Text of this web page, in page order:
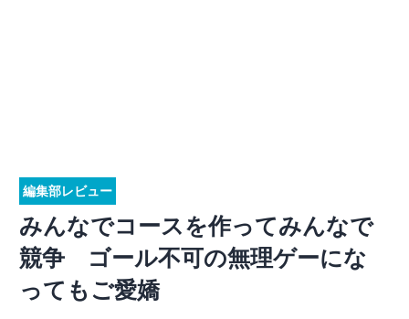
編集部レビュー
みんなでコースを作ってみんなで
競争 ゴール不可の無理ゲーにな
ってもご愛嬌